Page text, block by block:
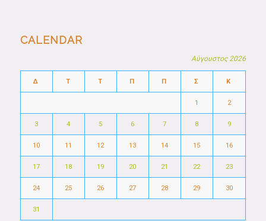
CALENDAR
Αύγουστος 2026
Δ Τ Τ Π Π Σ Κ
1 2
3 4 5 6 7 8 9
10 11 12 13 14 15 16
17 18 19 20 21 22 23
24 25 26 27 28 29 30
31